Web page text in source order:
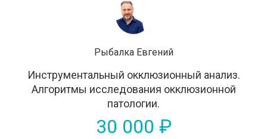
Рыбалка Евгений
Инструментальный окклюзионный анализ.
Алгоритмы исследования окклюзионной
патологии.
30 000 ₽